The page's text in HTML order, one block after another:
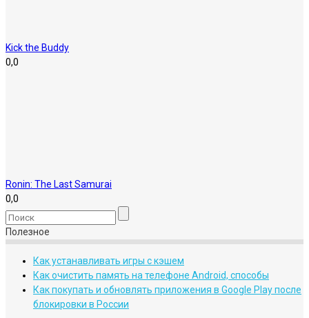
Kick the Buddy
0,0
Ronin: The Last Samurai
0,0
Полезное
Как устанавливать игры с кэшем
Как очистить память на телефоне Android, способы
Как покупать и обновлять приложения в Google Play после
блокировки в России